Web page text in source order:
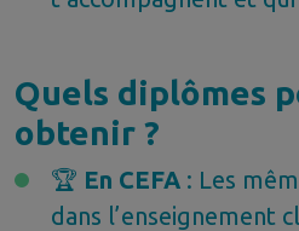
Quels diplômes
obtenir ?
🏆 En CEFA: Les
dans l’enseignement